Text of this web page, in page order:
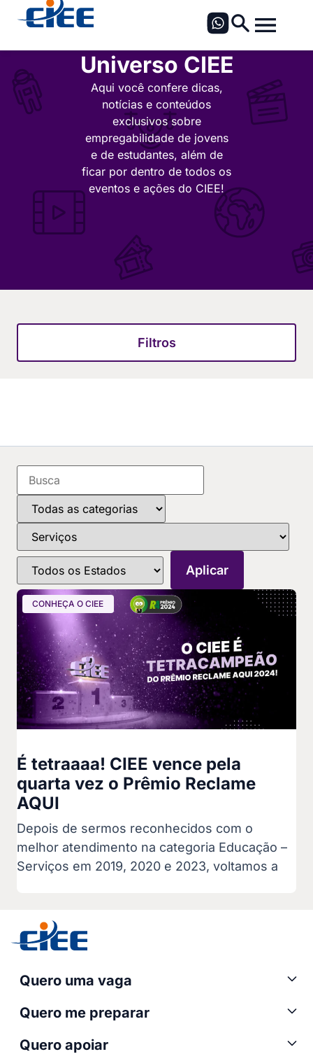
Universo CIEE
Aqui você confere dicas,
notícias e conteúdos
exclusivos sobre
empregabilidade de jovens
e de estudantes, além de
ficar por dentro de todos os
eventos e ações do CIEE!
Filtros
CONHEÇA O CIEE
É tetraaaa! CIEE vence pela
quarta vez o Prêmio Reclame
AQUI
Depois de sermos reconhecidos com o
melhor atendimento na categoria Educação –
Serviços em 2019, 2020 e 2023, voltamos a
Quero uma vaga
Quero me preparar
Quero apoiar